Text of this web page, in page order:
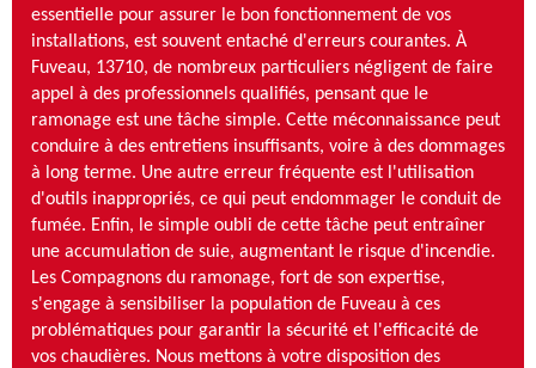
essentielle pour assurer le bon fonctionnement de vos
installations, est souvent entaché d'erreurs courantes. À
Fuveau, 13710, de nombreux particuliers négligent de faire
appel à des professionnels qualifiés, pensant que le
ramonage est une tâche simple. Cette méconnaissance peut
conduire à des entretiens insuffisants, voire à des dommages
à long terme. Une autre erreur fréquente est l'utilisation
d'outils inappropriés, ce qui peut endommager le conduit de
fumée. Enfin, le simple oubli de cette tâche peut entraîner
une accumulation de suie, augmentant le risque d'incendie.
Les Compagnons du ramonage, fort de son expertise,
s'engage à sensibiliser la population de Fuveau à ces
problématiques pour garantir la sécurité et l'efficacité de
vos chaudières. Nous mettons à votre disposition des